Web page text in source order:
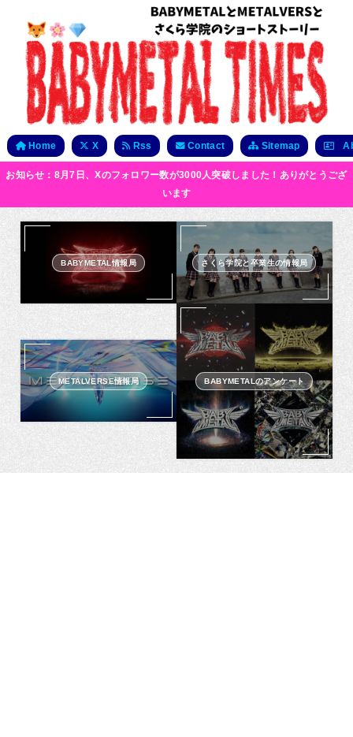
Home X Rss Contact Sitemap
お知らせ：8月7日、Xのフォロワー数が3000人突破しました！ありがとうござ
います
BABYMETAL情報局 さくら学院と卒業生の情報局
METALVERSE情報局 BABYMETALのアンケート